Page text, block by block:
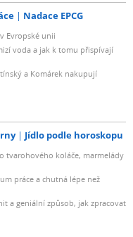
Nadace EPCG
Evropské unii
voda a jak k tomu přispívají
a Komárek nakupují
Jídlo podle horoskopu
tvarohového koláče, marmelády
práce a chutná lépe než
a geniální způsob, jak zpracovat